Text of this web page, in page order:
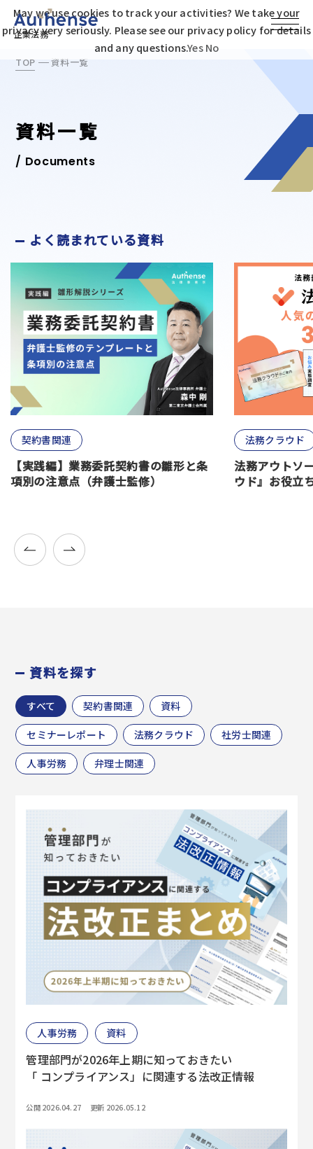
企業法務
TOP 資料一覧
資料一覧
/ Documents
よく読まれている資料
契約書関連
【実践編】業務委託契約書の雛形と条
項別の注意点（弁護士監修）
法務クラウド
法務アウトソ
ウド』お役立
資料を探す
すべて 契約書関連 資料
セミナーレポート 法務クラウド 社労士関連
人事労務 弁理士関連
人事労務 資料
管理部門が2026年上期に知っておきたい
「 コンプライアンス」に関連する法改正情報
公開 2026.04.27 更新 2026.05.12
May we use cookies to track your activities? We take your
privacy very seriously. Please see our privacy policy for details
and any questions.Yes No